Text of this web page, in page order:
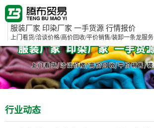
服装厂家 印染厂家 一手货源 行情报价
上门看货/洽谈价格/高价回收/平价销售/装卸一条龙服务
行业动态